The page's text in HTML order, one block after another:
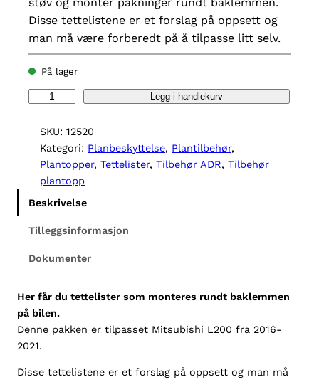
Disse tettelistene er et forslag på oppsett og
man må være forberedt på å tilpasse litt selv.
På lager
t
r
a
k
l
e
M
Legg i handlekurv
SKU: 12520
Kategori: Planbeskyttelse, Plantilbehør
Plantopper, Tettelister, Tilbehør ADR, Tilbehør
plantopp
Beskrivelse
Tilleggsinformasjon
Dokumenter
Her får du tettelister som monteres rundt baklemmen
på bilen.
Denne pakken er tilpasset Mitsubishi L200 fra 2016-
2021.
Disse tettelistene er et forslag på oppsett og man må